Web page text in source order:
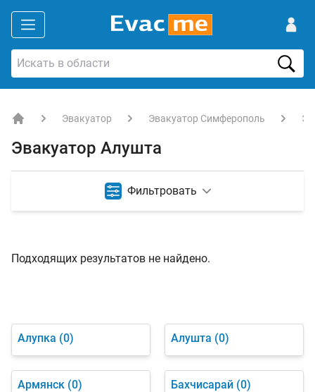
Эвакуатор Эвакуатор Симферополь
Эвакуатор Алушта
Фильтровать
Подходящих результатов не найдено.
Алупка (0) Алушта (0)
Армянск (0) Бахчисарай (0)